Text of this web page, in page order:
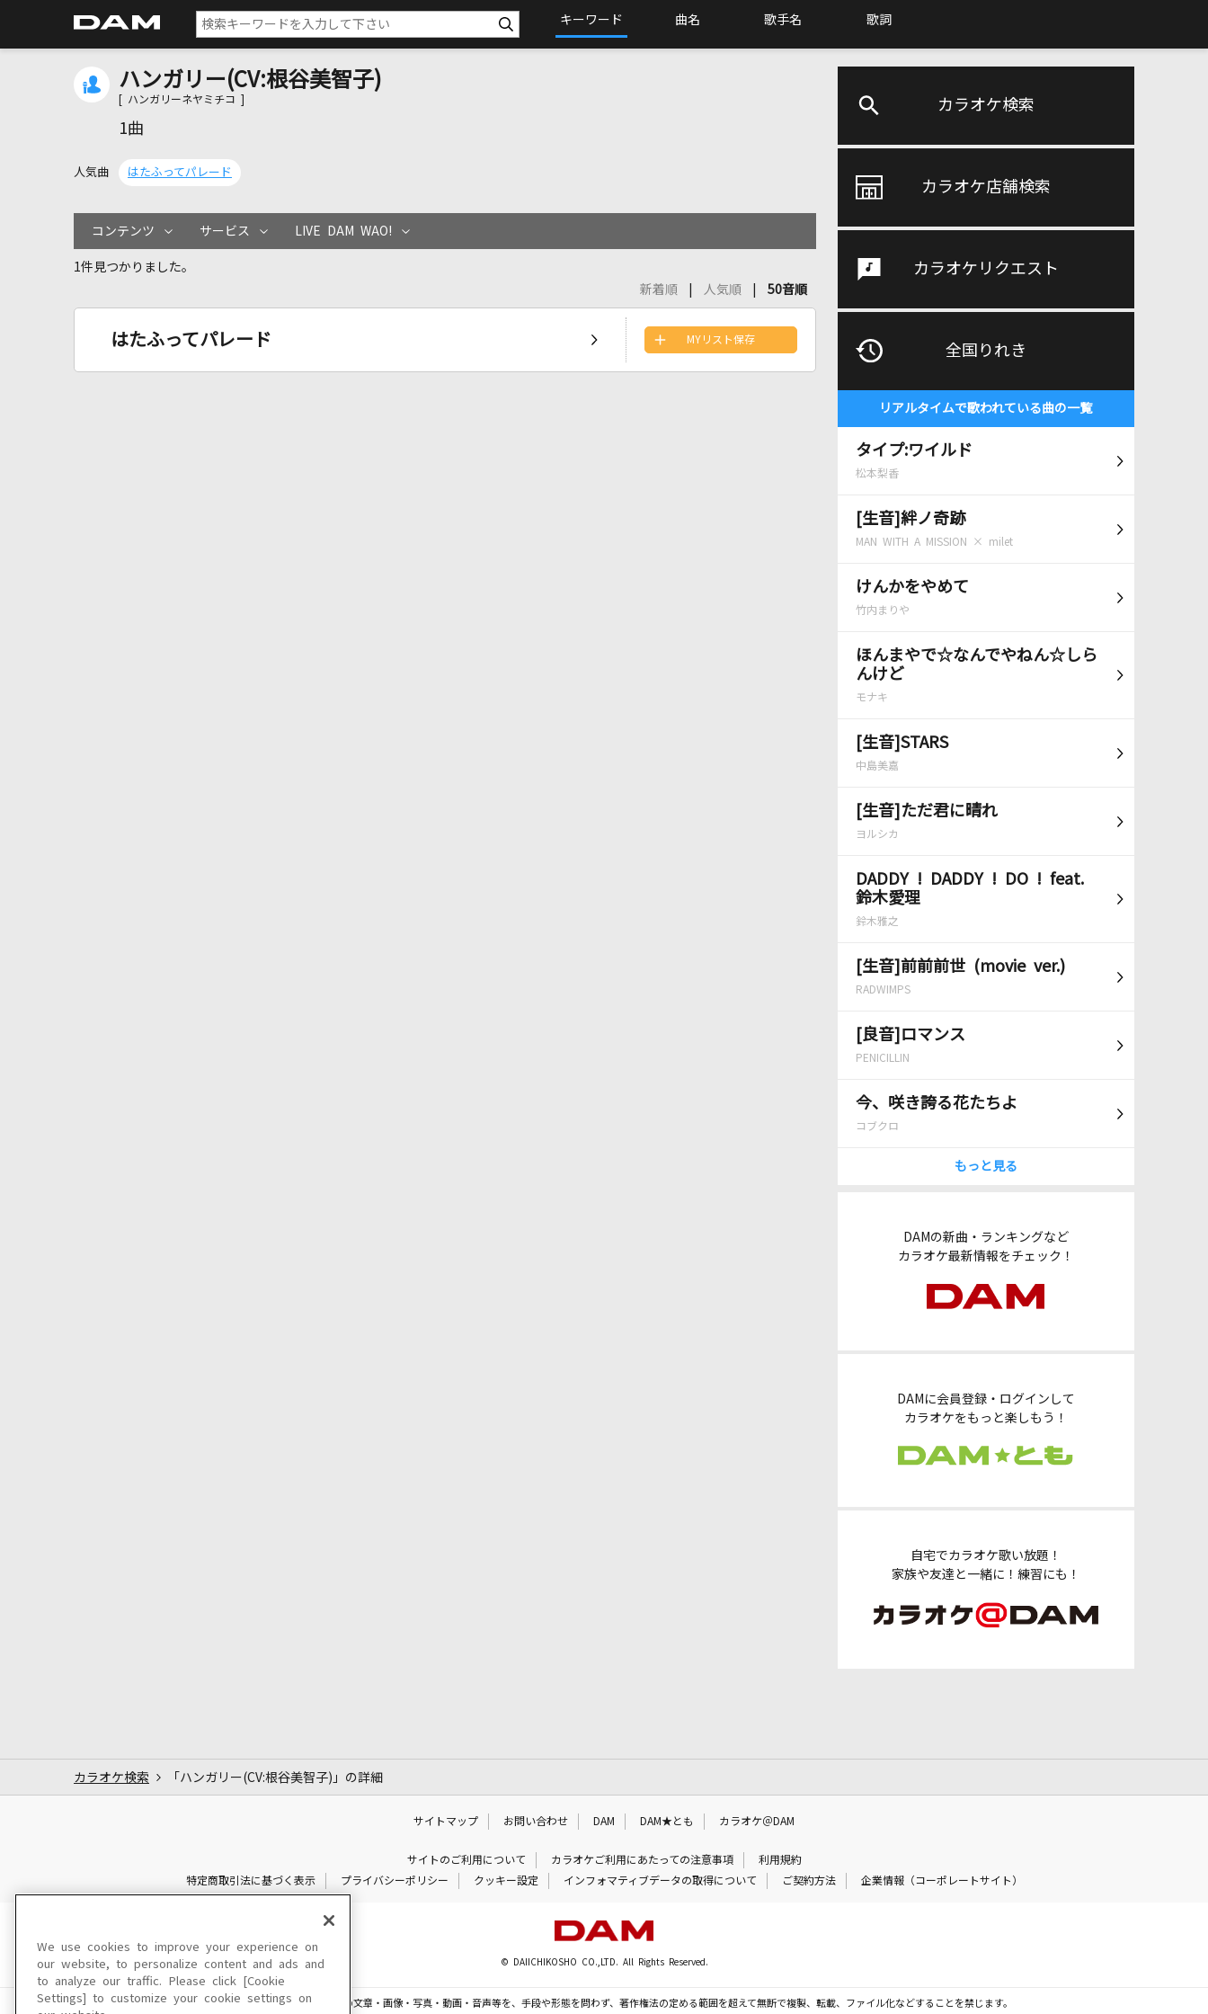
キーワード 曲名 歌手名 歌詞
カラオケ検索
カラオケ店舗検索
カラオケリクエスト
全国りれき
リアルタイムで歌われている曲の一覧
タイプ:ワイルド
松本梨香
[生音]絆ノ奇跡
MAN WITH A MISSION × milet
けんかをやめて
竹内まりや
ほんまやで☆なんでやねん☆しら
んけど
モナキ
[生音]STARS
中島美嘉
[生音]ただ君に晴れ
ヨルシカ
DADDY ! DADDY ! DO ! feat.
鈴木愛理
鈴木雅之
[生音]前前前世 (movie ver.)
RADWIMPS
[良音]ロマンス
PENICILLIN
今、咲き誇る花たちよ
コブクロ
もっと見る
DAMの新曲・ランキングなど
カラオケ最新情報をチェック！
DAMに会員登録・ログインして
カラオケをもっと楽しもう！
自宅でカラオケ歌い放題！
家族や友達と一緒に！練習にも！
ハンガリー(CV:根谷美智子)
[ ハンガリーネヤミチコ ]
1曲
人気曲 はたふってパレード
コンテンツ サービス LIVE DAM WAO!
1件見つかりました。
新着順
人気順 50音順
はたふってパレード MYリスト保存
カラオケ検索 「ハンガリー(CV:根谷美智子)」の詳細
サイトマップ お問い合わせ DAM DAM★とも カラオケ＠DAM
サイトのご利用について カラオケご利用にあたっての注意事項
利用規約
特定商取引法に基づく表示
プライバシーポリシー クッキー設定 インフォマティブデータの取得について ご契約方法 企業情報（コーポレートサイト）
© DAIICHIKOSHO CO.,LTD. All Rights Reserved.
このサイトに掲載されている一切の文章・画像・写真・動画・音声等を、手段や形態を問わず、著作権法の定める範囲を超えて無断で複製、転載、ファイル化などすることを禁じます。
We use cookies to improve your experience on
our website, to personalize content and ads and
to analyze our traffic. Please click [Cookie
Settings] to customize your cookie settings on